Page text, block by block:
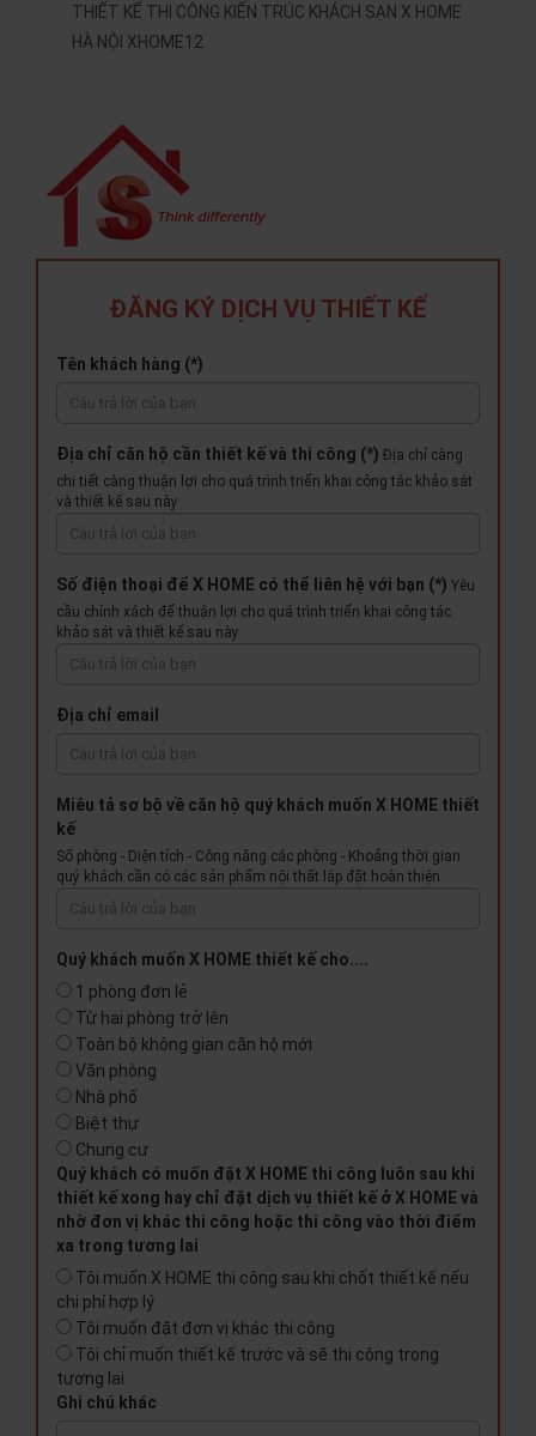
THIẾT KẾ THI CÔNG KIẾN TRÚC KHÁCH SẠN X HOME
HÀ NỘI XHOME12
ĐĂNG KÝ DỊCH VỤ THIẾT KẾ
Tên khách hàng (*)
Địa chỉ căn hộ cần thiết kế và thi công (*) Địa chỉ càng
chi tiết càng thuận lợi cho quá trình triển khai công tác khảo sát
và thiết kế sau này
Số điện thoại để X HOME có thể liên hệ với bạn (*) Yêu
cầu chính xách để thuận lợi cho quá trình triển khai công tác
khảo sát và thiết kế sau này
Địa chỉ email
Miêu tả sơ bộ về căn hộ quý khách muốn X HOME thiết
kế
Số phòng - Diện tích - Công năng các phòng - Khoảng thời gian
quý khách cần có các sản phẩm nội thất lắp đặt hoàn thiện
Quý khách muốn X HOME thiết kế cho....
1 phòng đơn lẻ
Từ hai phòng trở lên
Toàn bộ không gian căn hộ mới
Văn phòng
Nhà phố
Biệt thự
Chung cư
Quý khách có muốn đặt X HOME thi công luôn sau khi
thiết kế xong hay chỉ đặt dịch vụ thiết kế ở X HOME và
nhờ đơn vị khác thi công hoặc thi công vào thời điểm
xa trong tương lai
Tôi muốn X HOME thi công sau khi chốt thiết kế nếu
chi phí hợp lý
Tôi muốn đặt đơn vị khác thi công
Tôi chỉ muốn thiết kế trước và sẽ thi công trong
tương lai
Ghi chú khác